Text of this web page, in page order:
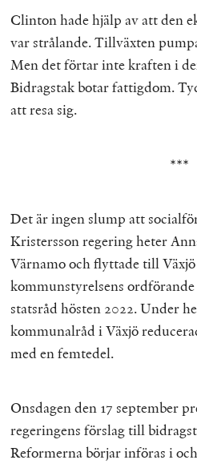
Clinton hade hjälp av att den
var strålande. Tillväxten
Men det förtar inte kraften i
Bidragstak botar fattigdom.
att resa sig.
***
Det är ingen slump att
Kristersson regering heter
Värnamo och flyttade till
kommunstyrelsens
statsråd hösten 2022. Under
kommunalråd i Växjö
med en femtedel.
Onsdagen den 17 september
regeringens förslag till
Reformerna börjar införas i